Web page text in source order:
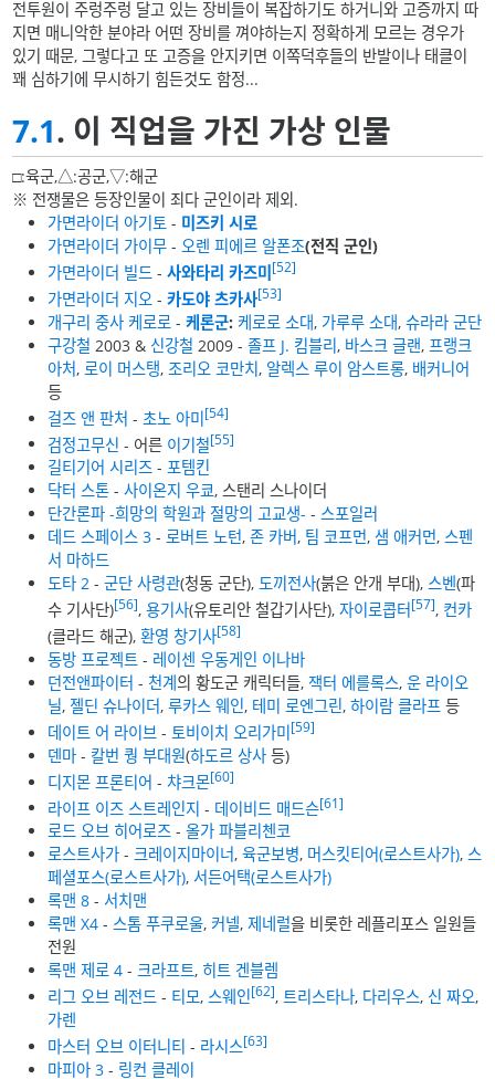
전투원이 주렁주렁 달고 있는 장비들이 복잡하기도 하거니와 고증까지 따
지면 매니악한 분야라 어떤 장비를 껴야하는지 정확하게 모르는 경우가
있기 때문, 그렇다고 또 고증을 안지키면 이쪽덕후들의 반발이나 태클이
꽤 심하기에 무시하기 힘든것도 함정...
7.1. 이 직업을 가진 가상 인물
□:육군,△:공군,▽:해군
※ 전쟁물은 등장인물이 죄다 군인이라 제외.
가면라이더 아기토 - 미즈키 시로
가면라이더 가이무 -오렌 피에르 알폰조(전직 군인)
가면라이더 빌드 -사와타리 카즈미[52]
가면라이더 지오 -카도야 츠카사[53]
개구리 중사 케로로 -케론군: 케로로 소대, 가루루 소대,슈라라 군단
구강철 2003 & 신강철 2009 -졸프 J. 킴블리, 바스크 글랜,프랭크
아처,로이 머스탱,조리오 코만치, 알렉스 루이 암스트롱, 배커니어
등
걸즈 앤 판처 - 초노 아미[54]
검정고무신 - 어른 이기철[55]
길티기어 시리즈 -포템킨
닥터 스톤 -사이온지 우쿄, 스탠리 스나이더
단간론파 -희망의 학원과 절망의 고교생- -스포일러
데드 스페이스 3 -로버트 노턴,존 카버, 팀 코프먼,샘 애커먼,스펜
서 마하드
도타 2 -군단 사령관(청동 군단),도끼전사(붉은 안개 부대),스벤(파
수 기사단)[56],용기사(유토리안 철갑기사단),자이로콥터 [57], 컨카
(클라드 해군),환영 창기사[58]
동방 프로젝트 - 레이센 우동게인 이나바
던전앤파이터 - 천계의 황도군 캐릭터들, 잭터 에를록스,운 라이오
닐, 젤딘 슈나이더,루카스 웨인, 테미 로엔그린,하이람 클라프 등
데이트 어 라이브 -토비이치 오리가미[59]
덴마 - 칼번 퀑 부대원(하도르 상사 등)
디지몬 프론티어 -챠크몬[60]
라이프 이즈 스트레인지 - 데이비드 매드슨[61]
로드 오브 히어로즈 -올가 파블리첸코
로스트사가 -크레이지마이너,육군보병, 머스킷티어(로스트사가),스
페셜포스(로스트사가),서든어택(로스트사가)
록맨 8 -서치맨
록맨 X4 -스톰 푸쿠로울, 커넬,제네럴을 비롯한 레플리포스 일원들
전원
록맨 제로 4 -크라프트, 히트 겐블렘
리그 오브 레전드 - 티모,스웨인[62],트리스타나, 다리우스, 신 짜오,
가렌
마스터 오브 이터니티 - 라시스[63]
마피아 3 - 링컨 클레이